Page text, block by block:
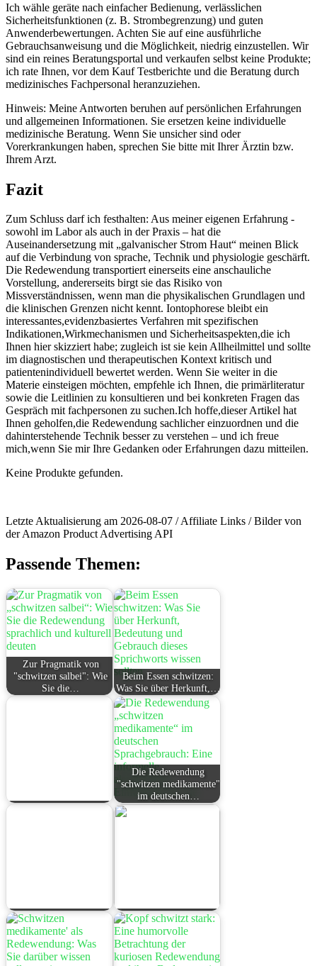
Ich wähle geräte nach einfacher Bedienung, verlässlichen ​
Sicherheitsfunktionen (z. B. Strombegrenzung) und guten⁤
Anwenderbewertungen. Achten Sie⁢ auf eine ausführliche
Gebrauchsanweisung und die Möglichkeit, niedrig einzustellen. Wir
sind ‌ein ‍reines Beratungsportal und verkaufen selbst keine Produkte;
⁢ich rate Ihnen, vor dem Kauf ‍Testberichte und die Beratung durch
medizinisches Fachpersonal heranzuziehen.
Hinweis: Meine Antworten beruhen auf persönlichen Erfahrungen
und allgemeinen Informationen. Sie ersetzen keine individuelle
medizinische ‌Beratung. Wenn Sie unsicher sind oder
Vorerkrankungen haben, sprechen​ Sie‌ bitte mit Ihrer Ärztin bzw.
Ihrem Arzt.
Fazit
Zum Schluss darf ich festhalten: Aus meiner eigenen Erfahrung ‌-
sowohl ⁤im Labor ⁢als auch in der Praxis – hat die
Auseinandersetzung mit „galvanischer Strom Haut“ meinen Blick
auf⁢ die Verbindung von sprache, Technik und physiologie geschärft.
Die Redewendung⁤ transportiert einerseits eine ⁢anschauliche‍
Vorstellung, ⁢andererseits birgt sie das Risiko von
Missverständnissen, wenn man⁣ die physikalischen Grundlagen⁣ und
die klinischen ⁣Grenzen nicht kennt. Iontophorese bleibt ein
interessantes,evidenzbasiertes Verfahren mit spezifischen
Indikationen,Wirkmechanismen und Sicherheitsaspekten,die ich
Ihnen hier skizziert‌ habe; zugleich ist ‌sie kein Allheilmittel und sollte
im diagnostischen und therapeutischen Kontext kritisch und
patientenindividuell bewertet werden. Wenn Sie weiter in die
‍Materie einsteigen möchten, empfehle ich Ihnen, die primärliteratur
sowie die ​Leitlinien zu konsultieren und bei konkreten Fragen das
Gespräch mit fachpersonen zu suchen.Ich hoffe,dieser Artikel hat
Ihnen geholfen,die Redewendung sachlicher einzuordnen und die
‍dahinterstehende Technik besser zu verstehen – und ich freue
mich,wenn Sie mir Ihre Gedanken oder Erfahrungen dazu mitteilen.
Keine Produkte gefunden.
Letzte Aktualisierung am 2026-08-07 / Affiliate Links / Bilder von
der Amazon Product Advertising API
Passende Themen:
Zur Pragmatik von
"schwitzen salbei": Wie
Sie die…
Beim Essen schwitzen:
Was Sie über Herkunft,…
Die Redewendung
"schwitzen medikamente"
im deutschen…